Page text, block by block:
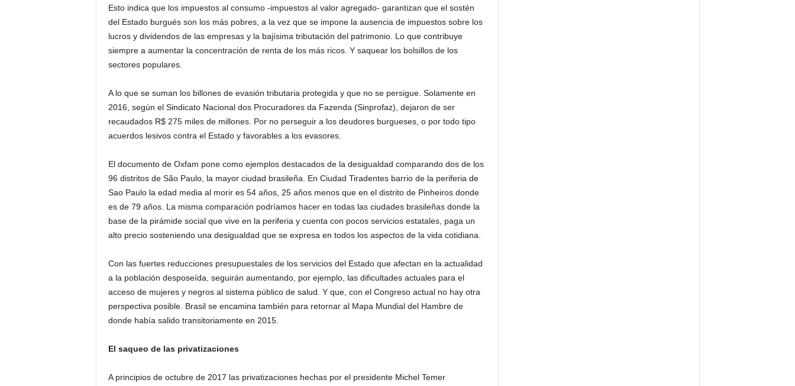
Esto indica que los impuestos al consumo -impuestos al valor agregado- garantizan que el sostén
del Estado burgués son los más pobres, a la vez que se impone la ausencia de impuestos sobre los
lucros y dividendos de las empresas y la bajísima tributación del patrimonio. Lo que contribuye
siempre a aumentar la concentración de renta de los más ricos. Y saquear los bolsillos de los
sectores populares.
A lo que se suman los billones de evasión tributaria protegida y que no se persigue. Solamente en
2016, según el Sindicato Nacional dos Procuradores da Fazenda (Sinprofaz), dejaron de ser
recaudados R$ 275 miles de millones. Por no perseguir a los deudores burgueses, o por todo tipo
acuerdos lesivos contra el Estado y favorables a los evasores.
El documento de Oxfam pone como ejemplos destacados de la desigualdad comparando dos de los
96 distritos de São Paulo, la mayor ciudad brasileña. En Ciudad Tiradentes barrio de la periferia de
Sao Paulo la edad media al morir es 54 años, 25 años menos que en el distrito de Pinheiros donde
es de 79 años. La misma comparación podríamos hacer en todas las ciudades brasileñas donde la
base de la pirámide social que vive en la periferia y cuenta con pocos servicios estatales, paga un
alto precio sosteniendo una desigualdad que se expresa en todos los aspectos de la vida cotidiana.
Con las fuertes reducciones presupuestales de los servicios del Estado que afectan en la actualidad
a la población desposeída, seguirán aumentando, por ejemplo, las dificultades actuales para el
acceso de mujeres y negros al sistema público de salud. Y que, con el Congreso actual no hay otra
perspectiva posible. Brasil se encamina también para retornar al Mapa Mundial del Hambre de
donde había salido transitoriamente en 2015.
El saqueo de las privatizaciones
A principios de octubre de 2017 las privatizaciones hechas por el presidente Michel Temer